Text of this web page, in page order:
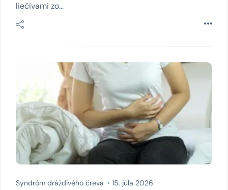
liečivami zo…
Syndróm dráždivého čreva 15. júla 2026